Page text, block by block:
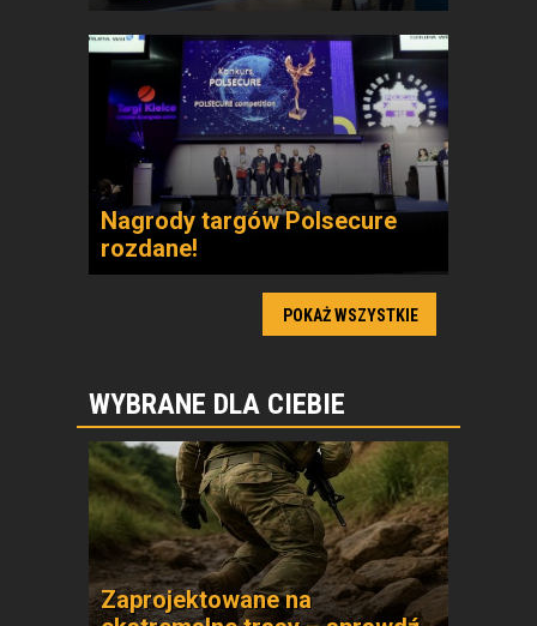
Nagrody targów Polsecure
rozdane!
POKAŻ WSZYSTKIE
WYBRANE DLA CIEBIE
Zaprojektowane na